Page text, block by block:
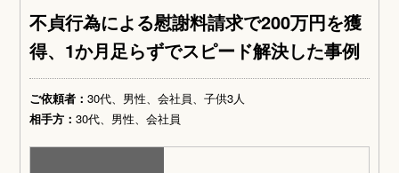
不貞行為による慰謝料請求で200万円を獲
得、1か月足らずでスピード解決した事例
ご依頼者：30代、男性、会社員、子供3人
相手方：30代、男性、会社員